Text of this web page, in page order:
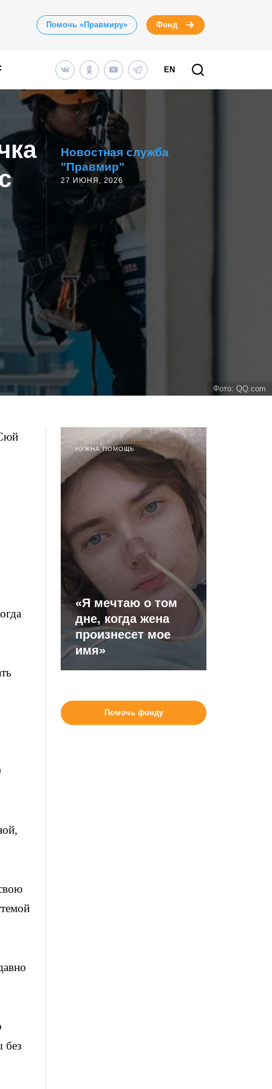
Помочь «Правмиру» Фонд
EN
Фото: QQ.com
Новостная служба
"Правмир"
27 ИЮНЯ, 2026
без
НУЖНА ПОМОЩЬ
«Я мечтаю о том
дне, когда жена
произнесет мое
имя»
Помочь фонду